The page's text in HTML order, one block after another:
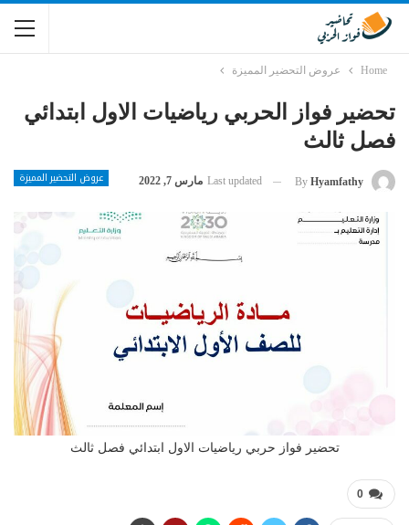
Home عروض التحضير المميزة
تحضير فواز الحربي رياضيات الاول ابتدائي
فصل ثالث
عروض التحضير المميزة By Hyamfathy
Last updated مارس 7, 2022
تحضير فواز حربي رياضيات الاول ابتدائي فصل ثالث
0